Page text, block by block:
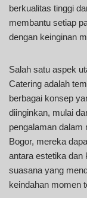
berkualitas tinggi
membantu setiap
dengan keinginan
Salah satu aspek
Catering adalah
berbagai konsep
diinginkan, mulai
pengalaman dalam
Bogor, mereka
antara estetika dan
suasana yang
keindahan momen